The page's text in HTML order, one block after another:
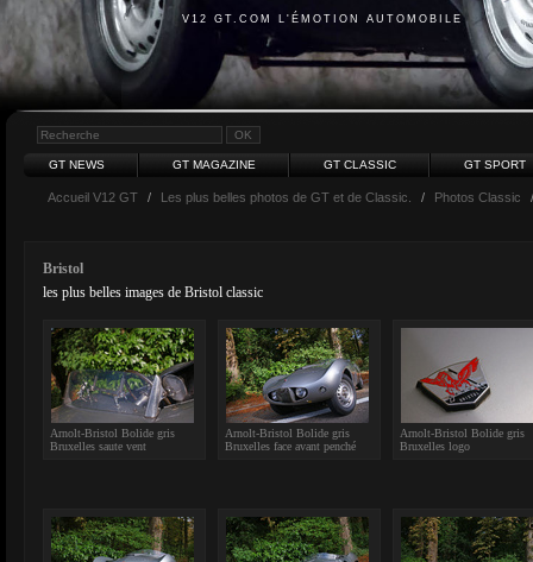
V12 GT.COM L'ÉMOTION AUTOMOBILE
GT NEWS GT MAGAZINE GT CLASSIC GT SPORT
Accueil V12 GT / Les plus belles photos de GT et de Classic. / Photos Classic
Bristol
les plus belles images de Bristol classic
Arnolt-Bristol Bolide gris
Bruxelles saute vent
Arnolt-Bristol Bolide gris
Bruxelles face avant penché
Arnolt-Bristol Bolide gris
Bruxelles logo